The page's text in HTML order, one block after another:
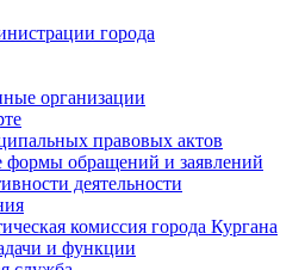
города
организации
правовых актов
формы обращений и заявлений
деятельности
комиссия города Кургана
и функции